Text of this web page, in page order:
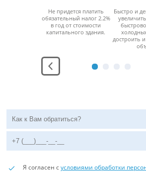
Не придется платить
обязательный налог 2.2%
в год от стоимости
капитального здания.
Быстро и
достроить
Я согласен сусловиями обработки